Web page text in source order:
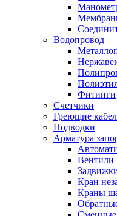
Водопровод
Фитинги
Счетчики
Греющие
Подводки
Арматура
Вентили
Кран
Краны